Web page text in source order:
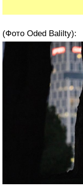
(Фото Oded Balilty):